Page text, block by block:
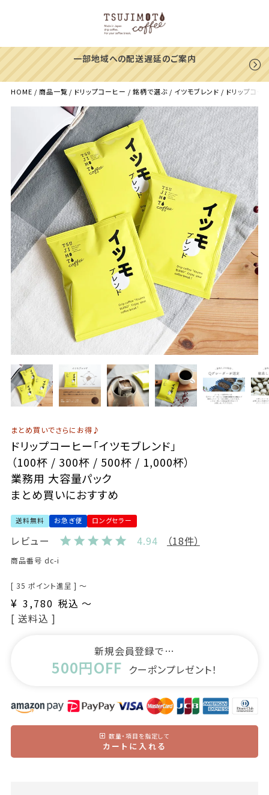
一部地域への配送遅延のご案内
HOME 商品一覧 ドリップコーヒー 銘柄で選ぶ イツモブレンド ドリップコ
まとめ買いでさらにお得♪
ドリップコーヒー「イツモブレンド」
（100杯 / 300杯 / 500杯 / 1,000杯）
業務用 大容量パック
まとめ買いにおすすめ
送料無料 お急ぎ便 ロングセラー
レビュー 4.94 （18件）
商品番号 dc-i
[ 35 ポイント進呈 ] 〜
¥ 3,780 税込 〜
送料込
新規会員登録で…
500円OFF クーポンプレゼント！
数量・項目を指定して
カートに入れる